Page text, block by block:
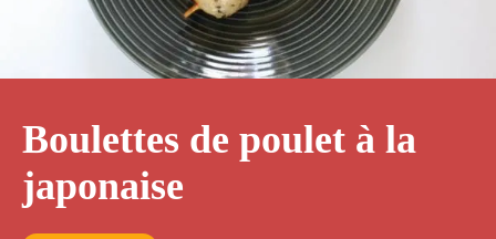
Boulettes de poulet à la
japonaise